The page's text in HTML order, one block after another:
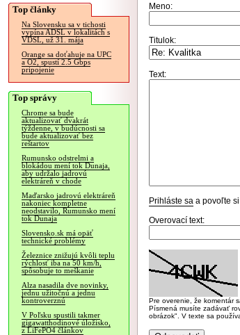
Top články
Na Slovensku sa v tichosti
vypína ADSL v lokalitách s
VDSL, už 31. mája
Orange sa doťahuje na UPC
a O2, spustí 2.5 Gbps
pripojenie
Top správy
Chrome sa bude
aktualizovať dvakrát
týždenne, v budúcnosti sa
bude aktualizovať bez
reštartov
Rumunsko odstrelmi a
blokádou mení tok Dunaja,
aby udržalo jadrovú
elektráreň v chode
Maďarsko jadrovú elektráreň
nakoniec kompletne
neodstavilo, Rumunsko mení
tok Dunaja
Slovensko.sk má opäť
technické problémy
Železnice znižujú kvôli teplu
rýchlosť iba na 50 km/h,
spôsobuje to meškanie
Alza nasadila dve novinky,
jednu užitočnú a jednu
kontroverznú
V Poľsku spustili takmer
gigawatthodinové úložisko,
z LiFePO4 článkov
Meno:
Titulok:
Text:
Prihláste sa a povoľte
Overovací text:
Pre overenie, že komentár
Písmená musíte zadávať
obrázok". V texte sa